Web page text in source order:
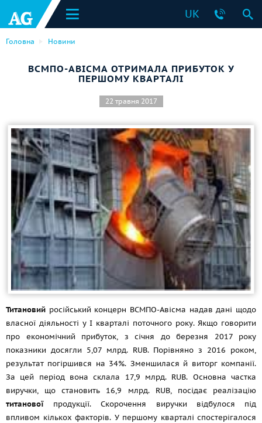
UK
Головна Новини
ВСМПО-АВІСМА ОТРИМАЛА ПРИБУТОК У
ПЕРШОМУ КВАРТАЛІ
22 травня 2017
Титановий російський концерн ВСМПО-Авісма надав дані щодо
власної діяльності у І кварталі поточного року. Якщо говорити
про економічний прибуток, з січня до березня 2017 року
показники досягли 5,07 млрд. RUB. Порівняно з 2016 роком,
результат погіршився на 34%. Зменшилася й виторг компанії.
За цей період вона склала 17,9 млрд. RUB. Основна частка
виручки, що становить 16,9 млрд. RUB, посідає реалізацію
титанової продукції. Скорочення виручки відбулося під
впливом кількох факторів. У першому кварталі спостерігалося